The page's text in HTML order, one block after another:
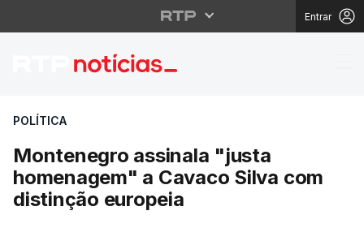
Entrar
Montenegro assinala
POLÍTICA
Montenegro assinala "justa
homenagem" a Cavaco Silva com
distinção europeia